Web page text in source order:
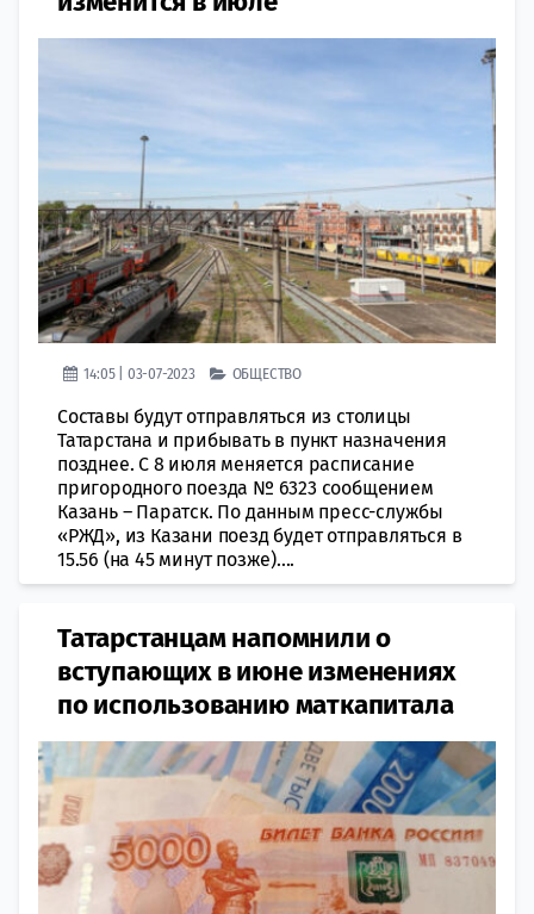
14:05 | 03-07-2023 ОБЩЕСТВО
Составы будут отправляться из столицы
Татарстана и прибывать в пункт назначения
позднее. С 8 июля меняется расписание
пригородного поезда № 6323 сообщением
Казань – Паратск. По данным пресс-службы
«РЖД», из Казани поезд будет отправляться в
15.56 (на 45 минут позже)....
Татарстанцам напомнили о
вступающих в июне изменениях
по использованию маткапитала